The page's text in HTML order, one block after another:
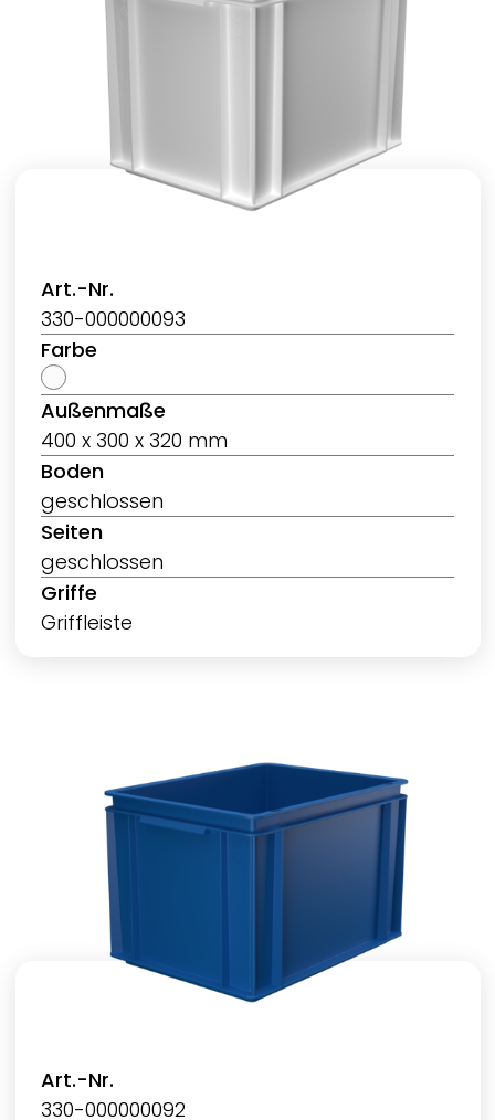
Art.-Nr.
330-000000093
Farbe
Außenmaße
400 x 300 x 320 mm
Boden
geschlossen
Seiten
geschlossen
Griffe
Griffleiste
Art.-Nr.
330-000000092